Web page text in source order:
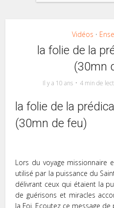
Vidéos •
la folie de la
(30mn
Il y a 10 ans 4 min de
la folie de la
(30mn de feu)
Lors du voyage missionnaire
utilisé par la puissance du
délivrant ceux qui étaient la
de guérisons et miracles
la Foi. Ecoutez ce message de